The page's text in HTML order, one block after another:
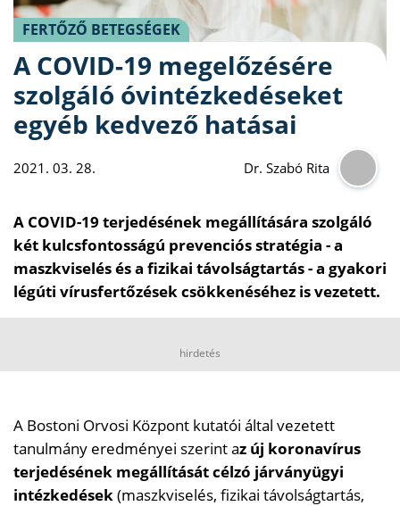
FERTŐZŐ BETEGSÉGEK
A COVID-19 megelőzésére
szolgáló óvintézkedéseket
egyéb kedvező hatásai
2021. 03. 28. Dr. Szabó Rita
A COVID-19 terjedésének megállítására szolgáló
két kulcsfontosságú prevenciós stratégia - a
maszkviselés és a fizikai távolságtartás - a gyakori
légúti vírusfertőzések csökkenéséhez is vezetett.
hirdetés
A Bostoni Orvosi Központ kutatói által vezetett
tanulmány eredményei szerint az új koronavírus
terjedésének megállítását célzó járványügyi
intézkedések(maszkviselés, fizikai távolságtartás,